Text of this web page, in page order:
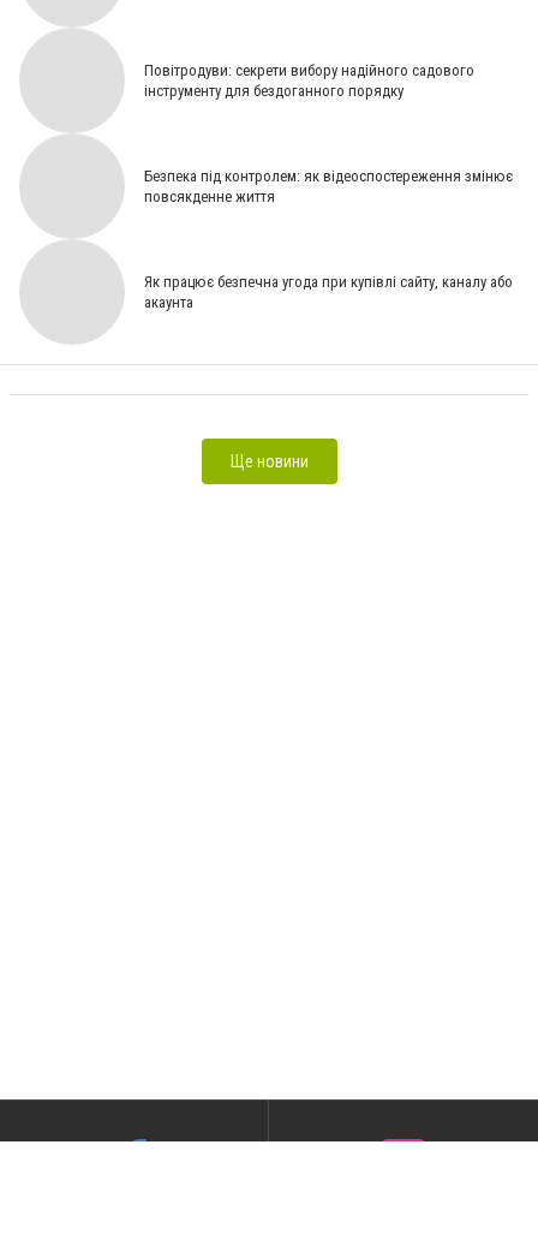
Повітродуви: секрети вибору надійного садового
інструменту для бездоганного порядку
Безпека під контролем: як відеоспостереження змінює
повсякденне життя
Як працює безпечна угода при купівлі сайту, каналу або
акаунта
Сильная пасека начинается не с улья, а с правильной матки
Ще новини